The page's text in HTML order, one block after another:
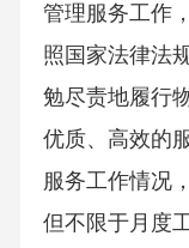
管理服务工作
照国家法律法
勉尽责地履行
优质、高效的
服务工作情况
但不限于月度